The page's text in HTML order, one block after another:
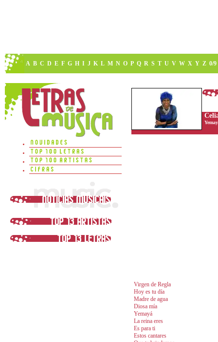
A B C D E F G H I J K L M N O P Q R S T U V W X Y Z 0/9
Virgen de Regla
Hoy es tu día
Madre de agua
Diosa mía
Yemayá
La reina eres
Es para ti
Estos cantares